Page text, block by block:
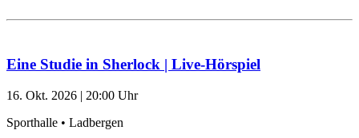
Eine Studie in Sherlock | Live-Hörspiel
16. Okt. 2026 | 20:00 Uhr
Sporthalle • Ladbergen